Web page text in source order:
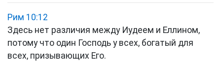
Рим 10:12
Здесь нет различия между Иудеем и Еллином,
потому что один Господь у всех, богатый для
всех, призывающих Его.